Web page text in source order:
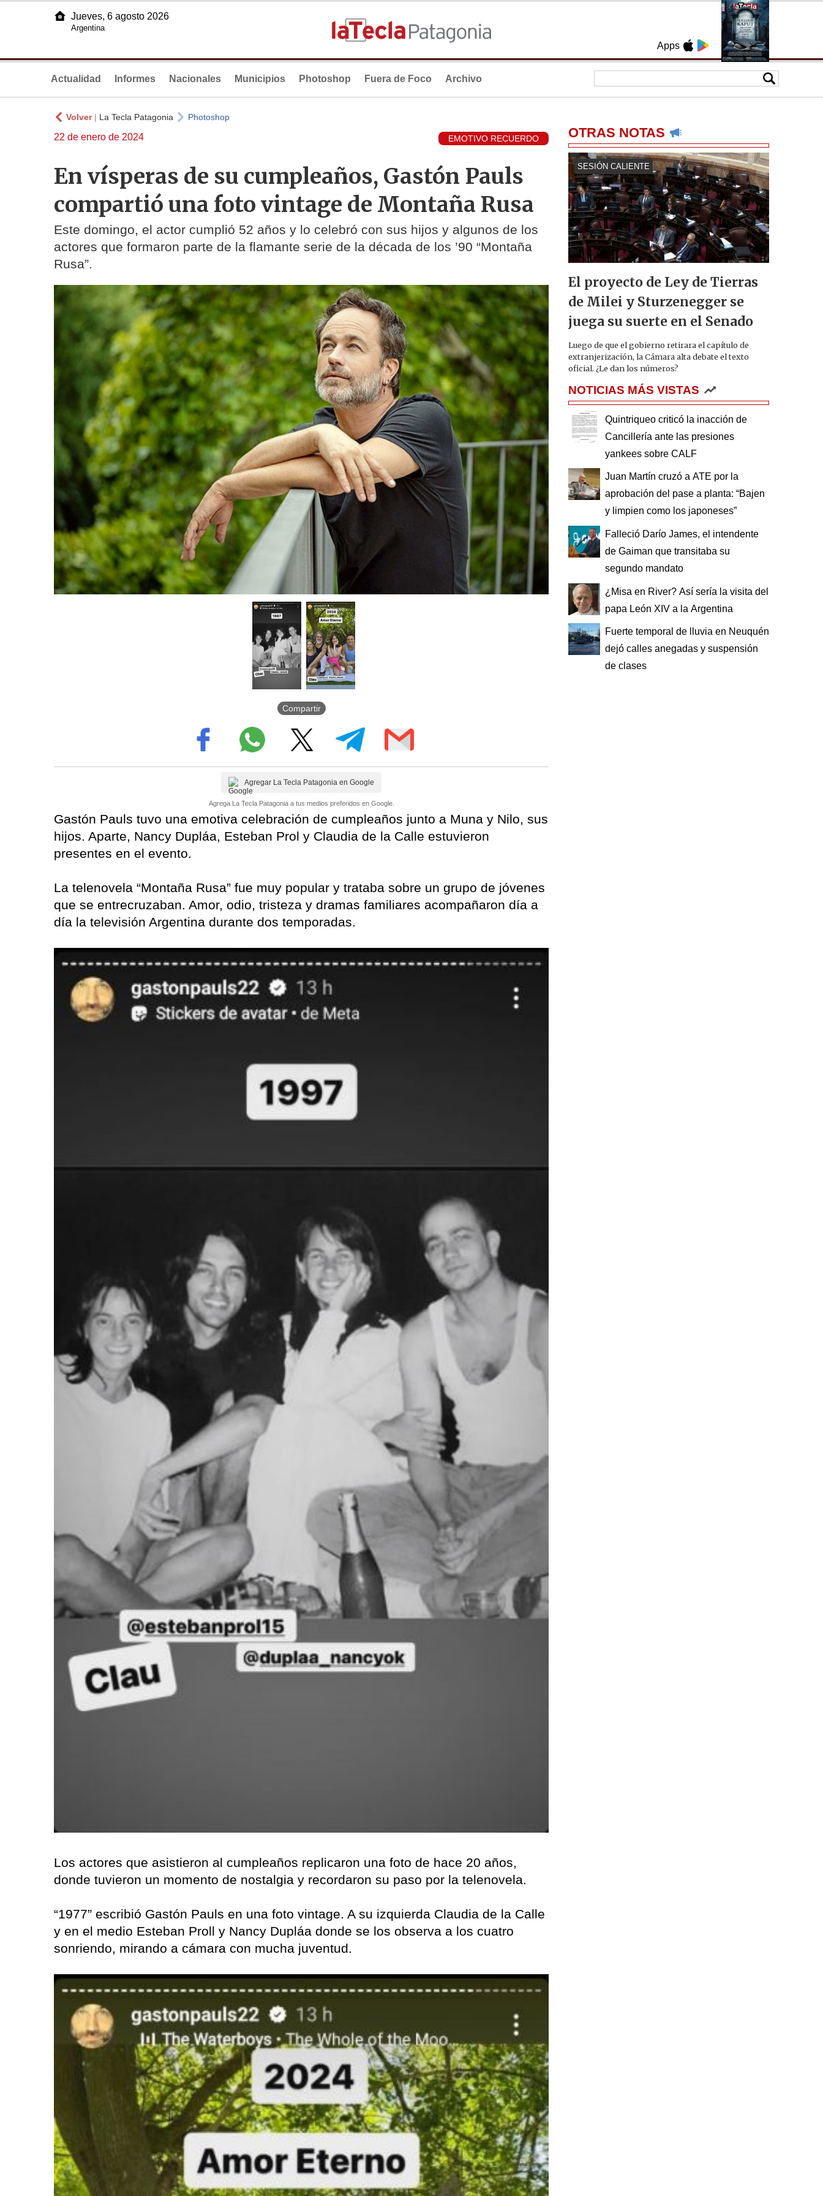
Apps
Jueves, 6 agosto 2026
Argentina
Actualidad Informes Nacionales Municipios Photoshop Fuera de Foco Archivo
Volver| La Tecla Patagonia Photoshop
22 de enero de 2024 EMOTIVO RECUERDO
En vísperas de su cumpleaños, Gastón Pauls
compartió una foto vintage de Montaña Rusa
Este domingo, el actor cumplió 52 años y lo celebró con sus hijos y algunos de los
actores que formaron parte de la flamante serie de la década de los ’90 “Montaña
Rusa”.
Compartir
Agregar La Tecla Patagonia en Google
Agrega La Tecla Patagonia a tus medios preferidos en Google.
Gastón Pauls tuvo una emotiva celebración de cumpleaños junto a Muna y Nilo, sus
hijos. Aparte, Nancy Dupláa, Esteban Prol y Claudia de la Calle estuvieron
presentes en el evento.
La telenovela “Montaña Rusa” fue muy popular y trataba sobre un grupo de jóvenes
que se entrecruzaban. Amor, odio, tristeza y dramas familiares acompañaron día a
día la televisión Argentina durante dos temporadas.
Los actores que asistieron al cumpleaños replicaron una foto de hace 20 años,
donde tuvieron un momento de nostalgia y recordaron su paso por la telenovela.
“1977” escribió Gastón Pauls en una foto vintage. A su izquierda Claudia de la Calle
y en el medio Esteban Proll y Nancy Dupláa donde se los observa a los cuatro
sonriendo, mirando a cámara con mucha juventud.
OTRAS NOTAS
SESIÓN CALIENTE
El proyecto de Ley de Tierras
de Milei y Sturzenegger se
juega su suerte en el Senado
Luego de que el gobierno retirara el capítulo de
extranjerización, la Cámara alta debate el texto
oficial. ¿Le dan los números?
NOTICIAS MÁS VISTAS
Quintriqueo criticó la inacción de
Cancillería ante las presiones
yankees sobre CALF
Juan Martín cruzó a ATE por la
aprobación del pase a planta: “Bajen
y limpien como los japoneses”
Falleció Darío James, el intendente
de Gaiman que transitaba su
segundo mandato
¿Misa en River? Así sería la visita del
papa León XIV a la Argentina
Fuerte temporal de lluvia en Neuquén
dejó calles anegadas y suspensión
de clases